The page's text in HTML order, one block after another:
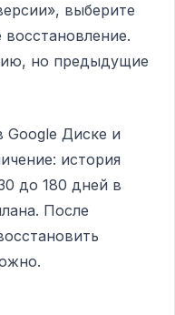
выберите
но предыдущие
Google Диске и
история
до 180 дней в
После